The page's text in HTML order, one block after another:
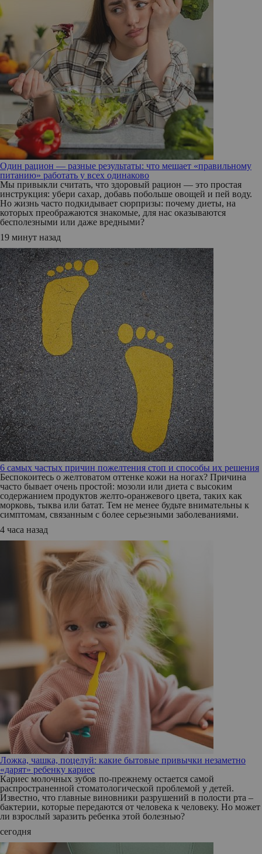
Один рацион — разные результаты: что мешает «правильному
питанию» работать у всех одинаково
Мы привыкли считать, что здоровый рацион — это простая
инструкция: убери сахар, добавь побольше овощей и пей воду.
Но жизнь часто подкидывает сюрпризы: почему диеты, на
которых преображаются знакомые, для нас оказываются
бесполезными или даже вредными?
19 минут назад
6 самых частых причин пожелтения стоп и способы их решения
Беспокоитесь о желтоватом оттенке кожи на ногах? Причина
часто бывает очень простой: мозоли или диета с высоким
содержанием продуктов желто-оранжевого цвета, таких как
морковь, тыква или батат. Тем не менее будьте внимательны к
симптомам, связанным с более серьезными заболеваниями.
4 часа назад
Ложка, чашка, поцелуй: какие бытовые привычки незаметно
«дарят» ребенку кариес
Кариес молочных зубов по-прежнему остается самой
распространенной стоматологической проблемой у детей.
Известно, что главные виновники разрушений в полости рта –
бактерии, которые передаются от человека к человеку. Но может
ли взрослый заразить ребенка этой болезнью?
сегодня